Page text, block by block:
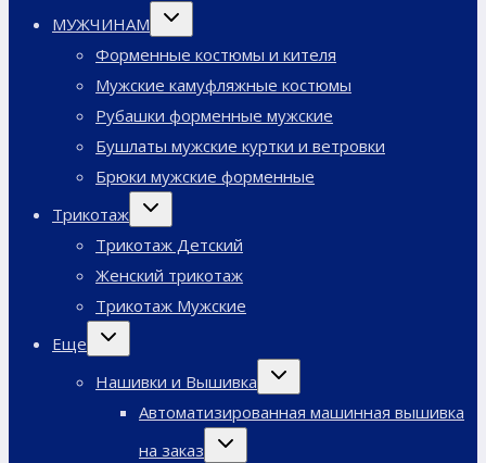
МУЖЧИНАМ
Переключить
Форменные костюмы и кителя
Мужские камуфляжные костюмы
Рубашки форменные мужские
Бушлаты мужские куртки и ветровки
Брюки мужские форменные
Трикотаж
Переключить
Трикотаж Детский
Женский трикотаж
Трикотаж Мужские
Еще
Переключить
Нашивки и Вышивка
Переключить
Автоматизированная машинная вышивка
на заказ
Переключить